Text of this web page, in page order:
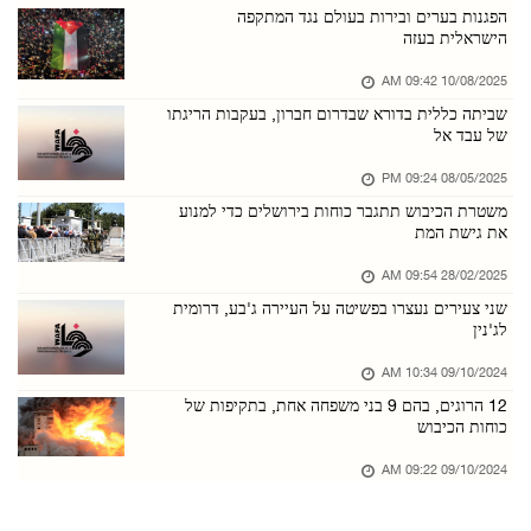
מתנחלים ערכו סיורים פרובוקטיביים בכמה מוקדים ...
מתנחלים תקפו מכלית מים בח'לאיל אל־לוז שמדרום־ ...
07/אוגוסט/2026 04:15 PM
מזכ"ל הליגה הערבית: ישראל משתמשת בכוח כדי להר ...
כ־70 אלף מתפללים השתתפו בתפילת יום שישי במסגד ...
07/אוגוסט/2026 04:08 PM
הנשיאות הפלסטינית גינתה את מתקפות הטילים על ס ...
07/אוגוסט/2026 01:10 PM
מתנחלים בחסות כוחות הכיבוש פלשו לבריכות שלמה ...
הפגנות בערים ובירות בעולם נגד המתקפה
הישראלית בעזה
10/08/2025 09:42 AM
שביתה כללית בדורא שבדרום חברון, בעקבות הריגתו
של עבד אל
08/05/2025 09:24 PM
משטרת הכיבוש תתגבר כוחות בירושלים כדי למנוע
את גישת המת
28/02/2025 09:54 AM
שני צעירים נעצרו בפשיטה על העיירה ג'בע, דרומית
לג'נין
09/10/2024 10:34 AM
12 הרוגים, בהם 9 בני משפחה אחת, בתקיפות של
כוחות הכיבוש
09/10/2024 09:22 AM